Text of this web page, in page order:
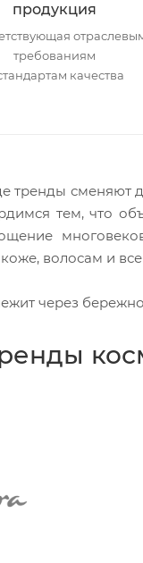
продукция
требованиям
качества
сменяют
тем, что
волосам и
через